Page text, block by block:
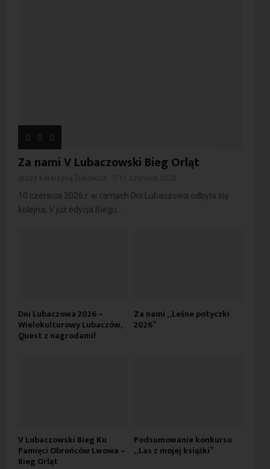
Za nami V Lubaczowski Bieg Orląt
10 czerwca 2026 r. w ramach Dni Lubaczowa odbyła się
kolejna, V już edycja Biegu...
Dni Lubaczowa 2026 –
Wielokulturowy Lubaczów,
Quest z nagrodami!
Za nami „Leśne potyczki
2026”
V Lubaczowski Bieg Ku
Pamięci Obrońców Lwowa –
Bieg Orląt
Podsumowanie konkursu
„Las z mojej książki”